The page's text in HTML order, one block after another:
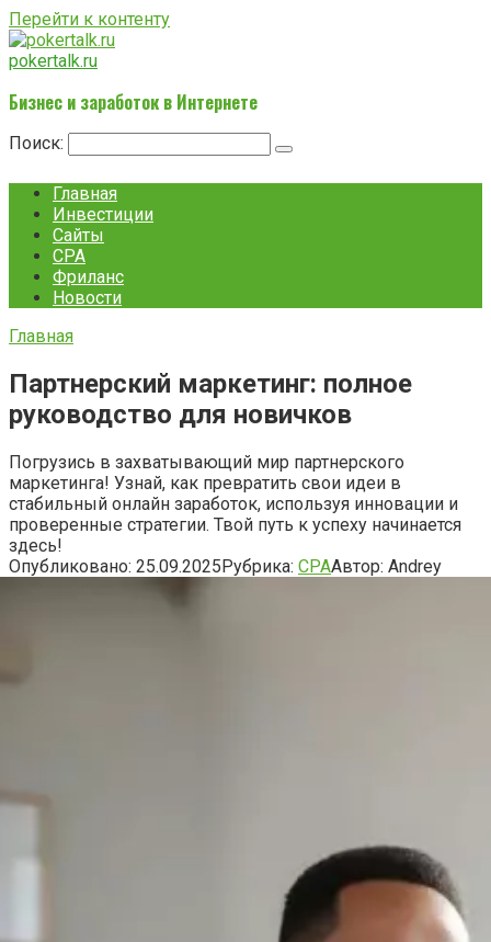
Перейти к контенту
pokertalk.ru
Бизнес и заработок в Интернете
Поиск:
Главная
Инвестиции
Сайты
CPA
Фриланс
Новости
Главная
Партнерский маркетинг: полное
руководство для новичков
Погрузись в захватывающий мир партнерского
маркетинга! Узнай, как превратить свои идеи в
стабильный онлайн заработок, используя инновации и
проверенные стратегии. Твой путь к успеху начинается
здесь!
Опубликовано: 25.09.2025Рубрика: CPAАвтор: Andrey